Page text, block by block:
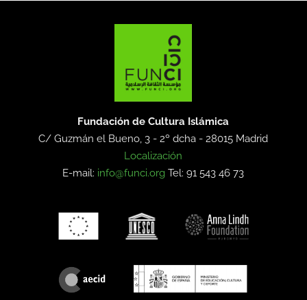
Fundación de Cultura Islámica
C/ Guzmán el Bueno, 3 - 2º dcha -28015 Madrid
Localización
E-mail: info@funci.org Tel: 91 543 46 73